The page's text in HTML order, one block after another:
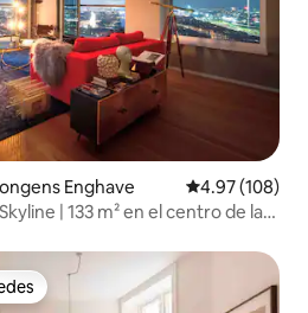
Enghave Calificación
4.97 (108)
| 133 m² en el centro de la
preferido